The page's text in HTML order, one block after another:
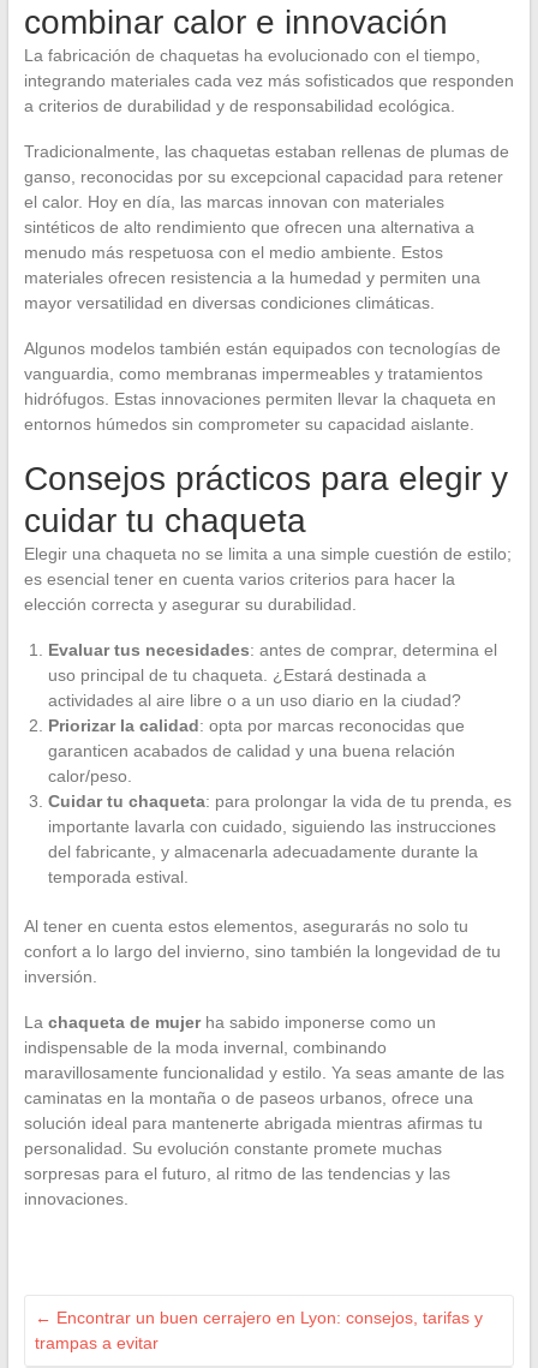
combinar calor e innovación
La fabricación de chaquetas ha evolucionado con el tiempo,
integrando materiales cada vez más sofisticados que responden
a criterios de durabilidad y de responsabilidad ecológica.
Tradicionalmente, las chaquetas estaban rellenas de plumas de
ganso, reconocidas por su excepcional capacidad para retener
el calor. Hoy en día, las marcas innovan con materiales
sintéticos de alto rendimiento que ofrecen una alternativa a
menudo más respetuosa con el medio ambiente. Estos
materiales ofrecen resistencia a la humedad y permiten una
mayor versatilidad en diversas condiciones climáticas.
Algunos modelos también están equipados con tecnologías de
vanguardia, como membranas impermeables y tratamientos
hidrófugos. Estas innovaciones permiten llevar la chaqueta en
entornos húmedos sin comprometer su capacidad aislante.
Consejos prácticos para elegir y
cuidar tu chaqueta
Elegir una chaqueta no se limita a una simple cuestión de estilo;
es esencial tener en cuenta varios criterios para hacer la
elección correcta y asegurar su durabilidad.
Evaluar tus necesidades: antes de comprar, determina el
uso principal de tu chaqueta. ¿Estará destinada a
actividades al aire libre o a un uso diario en la ciudad?
Priorizar la calidad: opta por marcas reconocidas que
garanticen acabados de calidad y una buena relación
calor/peso.
Cuidar tu chaqueta: para prolongar la vida de tu prenda, es
importante lavarla con cuidado, siguiendo las instrucciones
del fabricante, y almacenarla adecuadamente durante la
temporada estival.
Al tener en cuenta estos elementos, asegurarás no solo tu
confort a lo largo del invierno, sino también la longevidad de tu
inversión.
La chaqueta de mujerha sabido imponerse como un
indispensable de la moda invernal, combinando
maravillosamente funcionalidad y estilo. Ya seas amante de las
caminatas en la montaña o de paseos urbanos, ofrece una
solución ideal para mantenerte abrigada mientras afirmas tu
personalidad. Su evolución constante promete muchas
sorpresas para el futuro, al ritmo de las tendencias y las
innovaciones.
← Encontrar un buen cerrajero en Lyon: consejos, tarifas y
trampas a evitar